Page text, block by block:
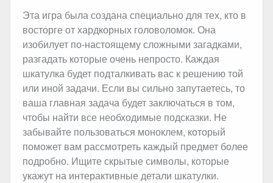
Эта игра была создана специально для тех, кто в
восторге от хардкорных головоломок. Она
изобилует по-настоящему сложными загадками,
разгадать которые очень непросто. Каждая
шкатулка будет подталкивать вас к решению той
или иной задачи. Если вы сильно запутаетесь, то
ваша главная задача будет заключаться в том,
чтобы найти все необходимые подсказки. Не
забывайте пользоваться моноклем, который
поможет вам рассмотреть каждый предмет более
подробно. Ищите скрытые символы, которые
укажут на интерактивные детали шкатулки.